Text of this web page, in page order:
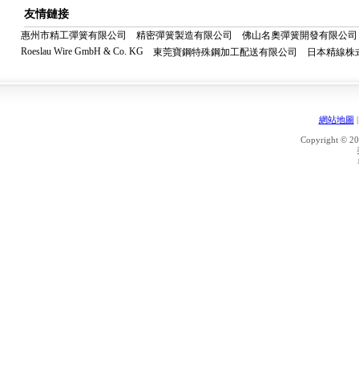
友情鏈接
惠州市精工彈簧有限公司 精密彈簧製造有限公司
佛山名奧彈簧開發有限公司
Roeslau Wire GmbH & Co. KG
東莞寶鋼特殊鋼加工配送有限公司 日本精線株
網站地圖
Copyright ©